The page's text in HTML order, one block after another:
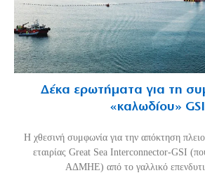
Δέκα ερωτήματα για τη
«καλωδίου» GSI
Η χθεσινή συμφωνία για την απόκτηση
εταιρίας Great Sea Interconnector-GSI
ΑΔΜΗΕ) από το γαλλικό